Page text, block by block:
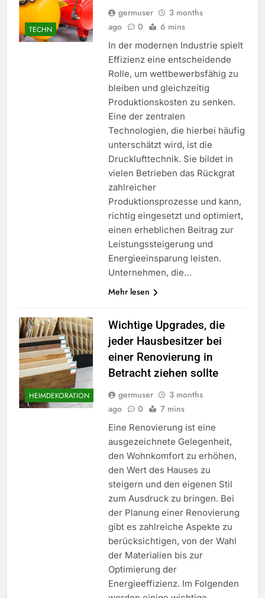
TECHN
germuser
3 months
ago
0 6 mins
In der modernen Industrie spielt
Effizienz eine entscheidende
Rolle, um wettbewerbsfähig zu
bleiben und gleichzeitig
Produktionskosten zu senken.
Eine der zentralen
Technologien, die hierbei häufig
unterschätzt wird, ist die
Drucklufttechnik. Sie bildet in
vielen Betrieben das Rückgrat
zahlreicher
Produktionsprozesse und kann,
richtig eingesetzt und optimiert,
einen erheblichen Beitrag zur
Leistungssteigerung und
Energieeinsparung leisten.
Unternehmen, die…
Mehr lesen
HEIMDEKORATION
Wichtige Upgrades, die
jeder Hausbesitzer bei
einer Renovierung in
Betracht ziehen sollte
germuser
3 months
ago
0 7 mins
Eine Renovierung ist eine
ausgezeichnete Gelegenheit,
den Wohnkomfort zu erhöhen,
den Wert des Hauses zu
steigern und den eigenen Stil
zum Ausdruck zu bringen. Bei
der Planung einer Renovierung
gibt es zahlreiche Aspekte zu
berücksichtigen, von der Wahl
der Materialien bis zur
Optimierung der
Energieeffizienz. Im Folgenden